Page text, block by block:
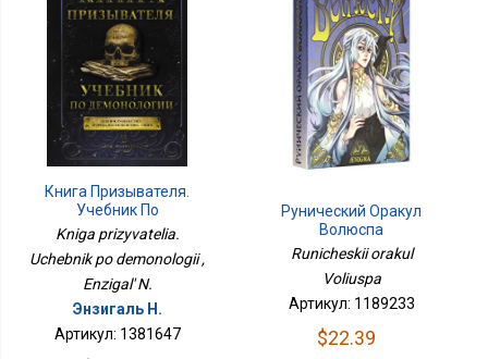
Книга Призывателя.
Учебник По
Демонологии
Kniga prizyvatelia.
Uchebnik po demonologii ,
Enzigal' N.
Энзигаль Н.
Артикул: 1381647
Рунический Оракул
Волюспа
Runicheskii orakul
Voliuspa
Артикул: 1189233
$22.39